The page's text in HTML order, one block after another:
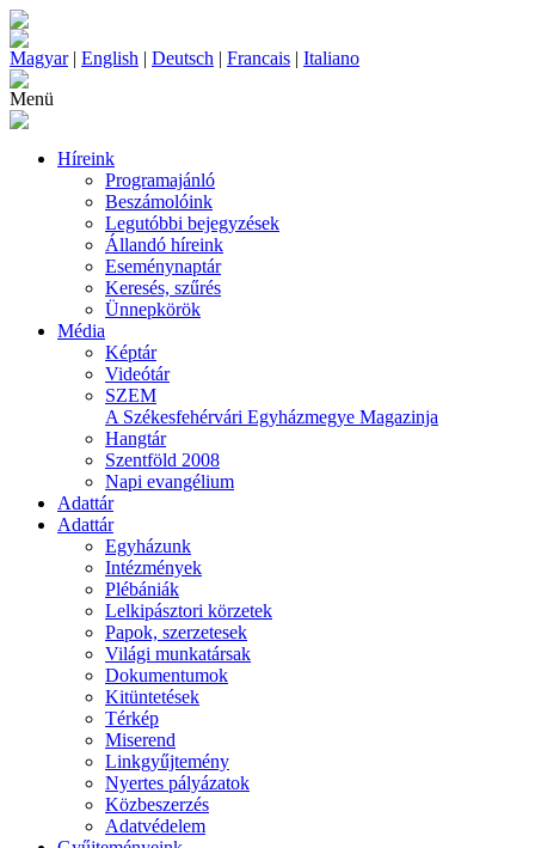
Magyar| English | Deutsch | Francais | Italiano
Menü
Híreink
Programajánló
Beszámolóink
Legutóbbi bejegyzések
Állandó híreink
Eseménynaptár
Keresés, szűrés
Ünnepkörök
Média
Képtár
Videótár
SZEM
A Székesfehérvári Egyházmegye Magazinja
Hangtár
Szentföld 2008
Napi evangélium
Adattár
Adattár
Egyházunk
Intézmények
Plébániák
Lelkipásztori körzetek
Papok, szerzetesek
Világi munkatársak
Dokumentumok
Kitüntetések
Térkép
Miserend
Linkgyűjtemény
Nyertes pályázatok
Közbeszerzés
Adatvédelem